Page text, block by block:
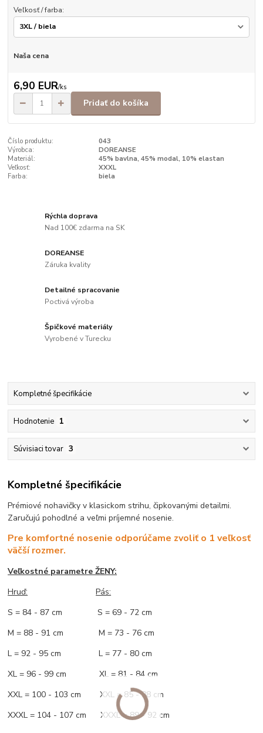
Veľkosť / farba:
Naša cena
6,90 EUR/ks
Pridať do košíka
Číslo produktu:
043
Výrobca:
DOREANSE
Materiál:
45% bavlna, 45% modal, 10% elastan
Veľkosť:
XXXL
Farba:
biela
Rýchla doprava
Nad 100€ zdarma na SK
DOREANSE
Záruka kvality
Detailné spracovanie
Poctivá výroba
Špičkové materiály
Vyrobené v Turecku
Kompletné špecifikácie
Hodnotenie 1
Súvisiaci tovar 3
Kompletné špecifikácie
Prémiové nohavičky v klasickom strihu, čipkovanými detailmi.
Zaručujú pohodlné a veľmi príjemné nosenie.
Pre komfortné nosenie odporúčame zvoliť o 1 veľkosť
väčší rozmer.
Veľkostné parametre ŽENY:
Hruď:
Pás:
S = 84 - 87 cm S = 69 - 72 cm
M = 88 - 91 cm M = 73 - 76 cm
L = 92 - 95 cm L = 77 - 80 cm
XL = 96 - 99 cm XL = 81 - 84 cm
XXL = 100 - 103 cm XXL = 85 - 88 cm
XXXL = 104 - 107 cm XXXL = 89 - 92 cm